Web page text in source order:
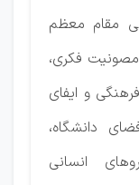
مقام معظم
مصونیت فکری،
و ایفای
دانشگاه،
انسانی